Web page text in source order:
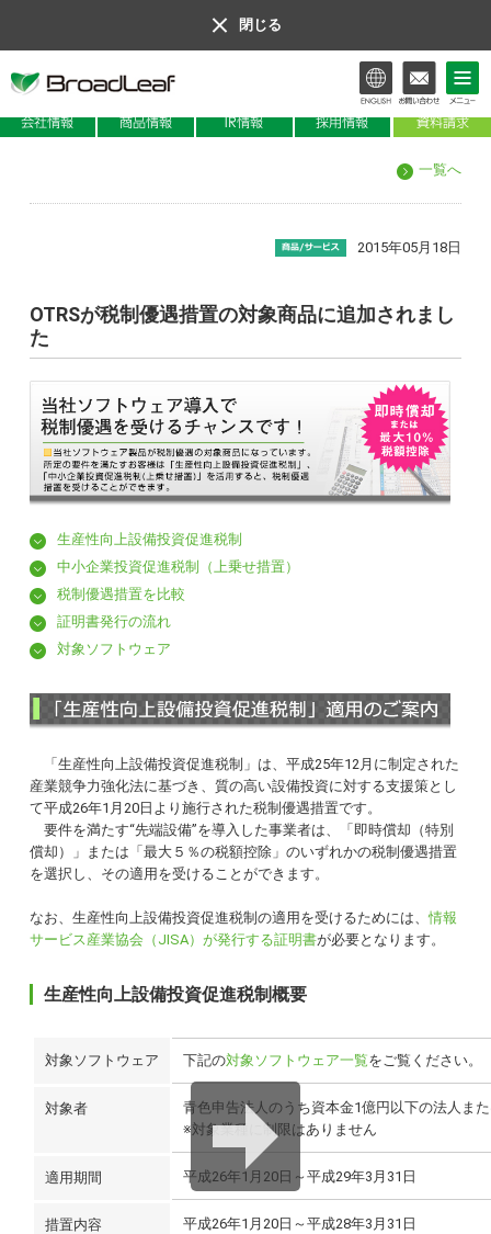
閉じる
IR情報
一覧へ
2015年05月18日
OTRSが税制優遇措置の対象商品に追加されまし
た
生産性向上設備投資促進税制
中小企業投資促進税制（上乗せ措置）
税制優遇措置を比較
証明書発行の流れ
対象ソフトウェア
「生産性向上設備投資促進税制」は、平成25年12月に制定された
産業競争力強化法に基づき、質の高い設備投資に対する支援策とし
て平成26年1月20日より施行された税制優遇措置です。
要件を満たす“先端設備”を導入した事業者は、「即時償却（特別
償却）」または「最大５％の税額控除」のいずれかの税制優遇措置
を選択し、その適用を受けることができます。
なお、生産性向上設備投資促進税制の適用を受けるためには、情報
サービス産業協会（JISA）が発行する証明書が必要となります。
生産性向上設備投資促進税制概要
対象ソフトウェア 下記の対象ソフトウェア一覧をご覧ください。
対象者
青色申告法人のうち資本金1億円以下の法人ま
※対象業種に制限はありません
適用期間 平成26年1月20日～平成29年3月31日
措置内容
平成26年1月20日～平成28年3月31日